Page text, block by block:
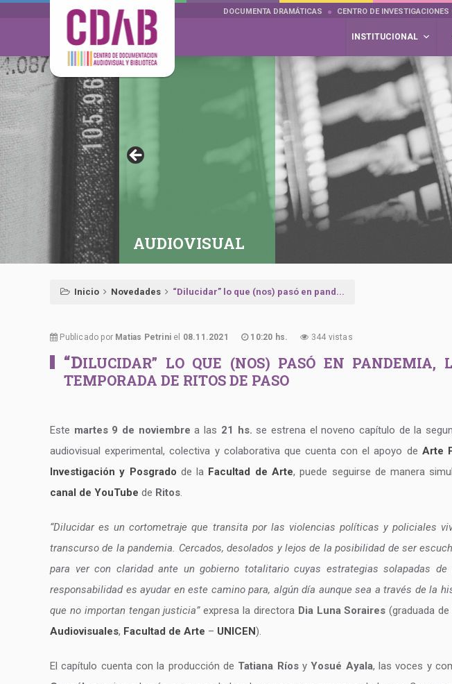
DOCUMENTA DRAMÁTICAS CENTRO DE
INSTITUCIONAL
AUDIOVISUAL
Inicio Novedades “Dilucidar” lo que (nos) pasó en pand...
Publicado por Matias Petrini el 08.11.2021 10:20 hs. 344 vistas
“DILUCIDAR” LO QUE (NOS) PASÓ EN PANDEMIA,
TEMPORADA DE RITOS DE PASO
Este martes 9 de noviembre a las 21 hs. se estrena el noveno capítulo de la
audiovisual experimental, colectiva y colaborativa que cuenta con el apoyo de Arte
Investigación y Posgrado de la Facultad de Arte, puede seguirse de manera
canal de YouTube de Ritos.
“Dilucidar es un cortometraje que transita por las violencias políticas y policiales
transcurso de la pandemia. Cercados, desolados y lejos de la posibilidad de ser
para ver con claridad ante un gobierno totalitario cuyas estrategias solapadas
responsabilidad es ayudar en este camino para, algún día aunque sea a través de la
que no importan tengan justicia”expresa la directora Dia Luna Soraires (graduada
Audiovisuales, Facultad de Arte – UNICEN).
El capítulo cuenta con la producción de Tatiana RíosyYosué Ayala, las voces y